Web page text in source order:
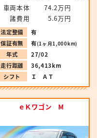
車両本体
74.2万円
諸費用
5.6万円
法定整備
有
保証有無
有(1ヶ月1,000km)
年式
27/02
走行距離
36,413km
シフト
Ｉ ＡＴ
ｅＫワゴン M